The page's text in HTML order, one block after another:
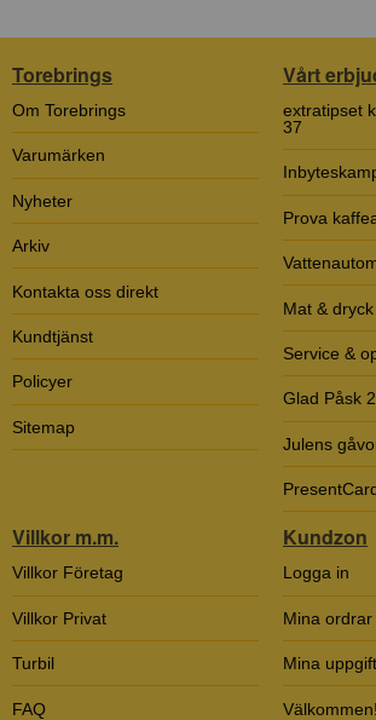
Torebrings
Om Torebrings
Varumärken
Nyheter
Arkiv
Kontakta oss direkt
Kundtjänst
Policyer
Sitemap
Vårt
extratipset
37
Prova
Mat &
Service &
Glad Påsk
Julens
Villkor m.m.
Villkor Företag
Villkor Privat
Turbil
FAQ
Kundzon
Logga in
Mina ordrar
Mina
Välkommen!